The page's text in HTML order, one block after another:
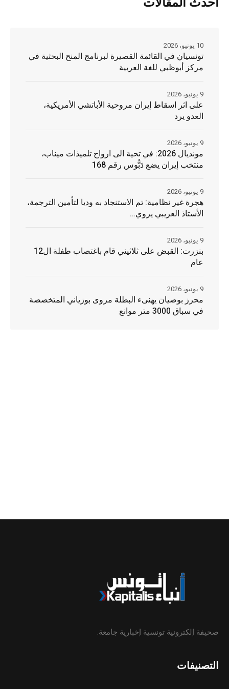
تونسيان في القائمة القصيرة لبرنامج المنح البحثية في
مركز أبوظبي للغة العربية
10 يونيو، 2026
على اثر اسقاط إيران مروحية الأباتشي الأمريكية،
العدو يرد
9 يونيو، 2026
مونديال 2026: في تحية الى ارواح تلميذات ميناب،
منتخب إيران يضع دَبُّوس رقم 168
9 يونيو، 2026
هجرة غير نظامية: تم الاستنجاد به وديا لتأمين الترجمة،
الأستاذ العريبي يروي…
9 يونيو، 2026
بنزرت: القبض على ثلاثيني قام باغتصاب طفلة ال12
عام
9 يونيو، 2026
محرز بوصيان يهنىء البطلة مروى بوزياني المتخصصة
في سباق 3000 متر موانع
9 يونيو، 2026
صحيفة إلكترونية تونسية إخبارية جامعة.
التصنيفات